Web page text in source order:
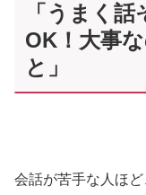
「うまく
OK！大事
と」
会話が苦手な人ほど